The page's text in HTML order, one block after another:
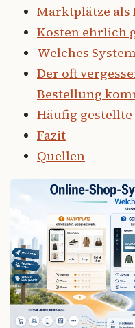
Marktplätze als
Kosten ehrlich
Welches
Der oft
Bestellung
Häufig
Fazit
Quellen